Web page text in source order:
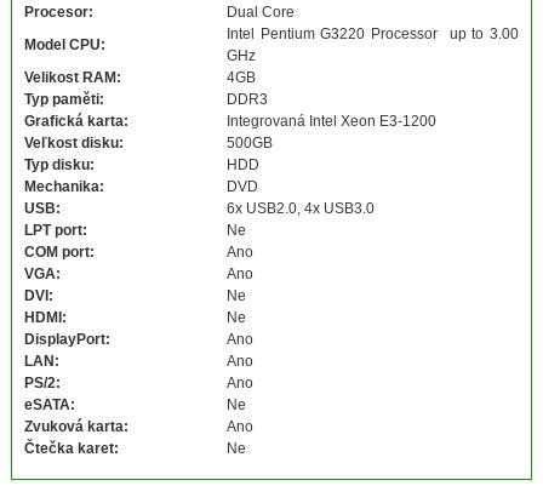
Procesor:
Dual Core
Model CPU:
Intel Pentium G3220 Processor up to 3.00
GHz
Velikost RAM:
4GB
Typ paměti:
DDR3
Grafická karta:
Integrovaná Intel Xeon E3-1200
Veľkost disku:
500GB
Typ disku:
HDD
Mechanika:
DVD
USB:
6x USB2.0, 4x USB3.0
LPT port:
Ne
COM port:
Ano
VGA:
Ano
DVI:
Ne
HDMI:
Ne
DisplayPort:
Ano
LAN:
Ano
PS/2:
Ano
eSATA:
Ne
Zvuková karta:
Ano
Čtečka karet:
Ne